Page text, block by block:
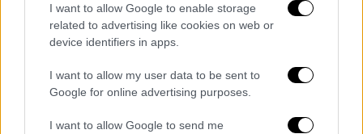
I want to allow Google to enable storage
related to advertising like cookies on web or
device identifiers in apps.
I want to allow my user data to be sent to
Google for online advertising purposes.
I want to allow Google to send me
επιχειρήσεις που θέτουν σε κίνδυνο την
ασφάλεια